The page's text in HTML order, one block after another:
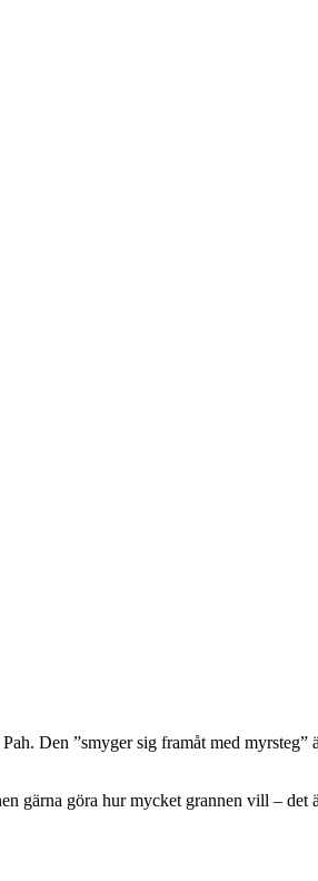
Den ”smyger sig framåt med myrsteg”
gärna göra hur mycket grannen vill –